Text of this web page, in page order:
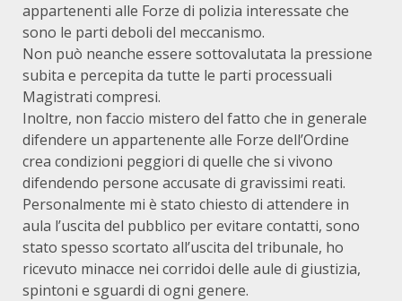
appartenenti alle Forze di polizia interessate che
sono le parti deboli del meccanismo.
Non può neanche essere sottovalutata la pressione
subita e percepita da tutte le parti processuali
Magistrati compresi.
Inoltre, non faccio mistero del fatto che in generale
difendere un appartenente alle Forze dell’Ordine
crea condizioni peggiori di quelle che si vivono
difendendo persone accusate di gravissimi reati.
Personalmente mi è stato chiesto di attendere in
aula l’uscita del pubblico per evitare contatti, sono
stato spesso scortato all’uscita del tribunale, ho
ricevuto minacce nei corridoi delle aule di giustizia,
spintoni e sguardi di ogni genere.